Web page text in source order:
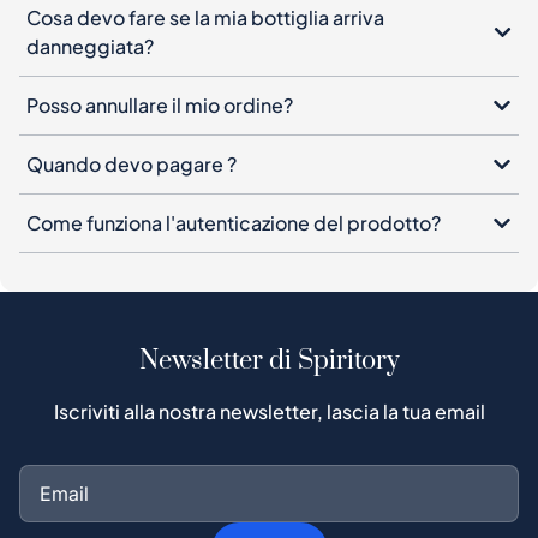
Cosa devo fare se la mia bottiglia arriva
danneggiata?
Posso annullare il mio ordine?
Quando devo pagare ?
Come funziona l'autenticazione del prodotto?
Newsletter di Spiritory
Iscriviti alla nostra newsletter, lascia la tua email